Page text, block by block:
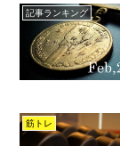
記事ランキング
筋トレ